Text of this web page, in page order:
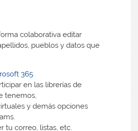
colaborativa editar
pueblos y datos que
365
en las librerías de
tenemos,
y demás opciones
tu correo, listas, etc.